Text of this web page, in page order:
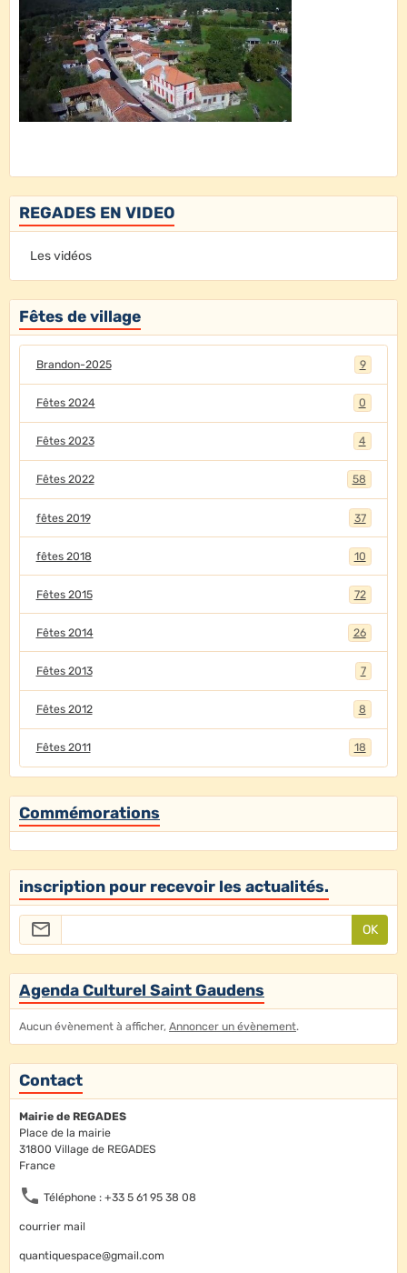
REGADES EN VIDEO
Les vidéos
Fêtes de village
Brandon-2025 9
Fêtes 2024 0
Fêtes 2023 4
Fêtes 2022 58
fêtes 2019 37
fêtes 2018 10
Fêtes 2015 72
Fêtes 2014 26
Fêtes 2013 7
Fêtes 2012 8
Fêtes 2011 18
Commémorations
inscription pour recevoir les actualités.
OK
Agenda Culturel Saint Gaudens
Aucun évènement à afficher, Annoncer un évènement.
Contact
Mairie de REGADES
Place de la mairie
31800 Village de REGADES
France
Téléphone : +33 5 61 95 38 08
courrier mail
quantiquespace@gmail.com